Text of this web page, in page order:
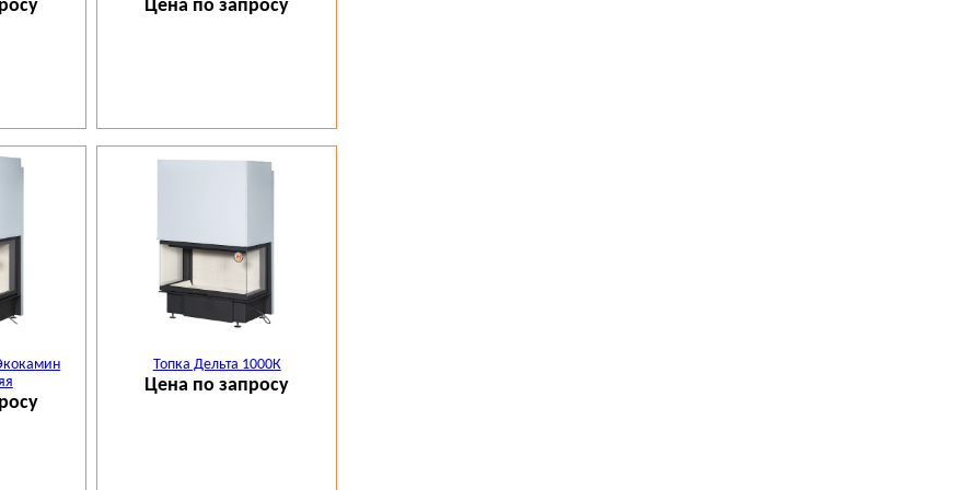
топок, каминных облицовок, дымоходов в любой регион
Беларусь. Работы по монтажу камина выполняем с
Возможен шефмонтаж.
на сайте информация не является публичной офертой.
Цена по запросу
Топка Дельта 1000К
Цена по запросу